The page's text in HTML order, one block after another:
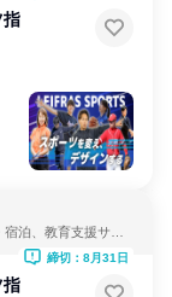
指
泊、教育支援サー
指
締切：8月31日